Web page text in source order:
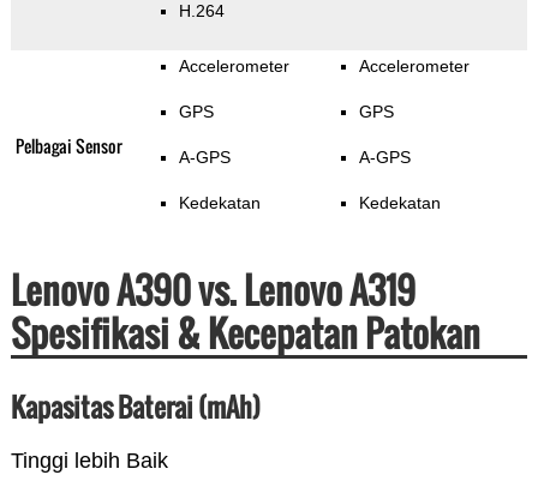
H.264
Pelbagai Sensor
Accelerometer
GPS
A-GPS
Kedekatan
Accelerometer
GPS
A-GPS
Kedekatan
Lenovo A390 vs. Lenovo A319
Spesifikasi & Kecepatan Patokan
Kapasitas Baterai (mAh)
Tinggi lebih Baik